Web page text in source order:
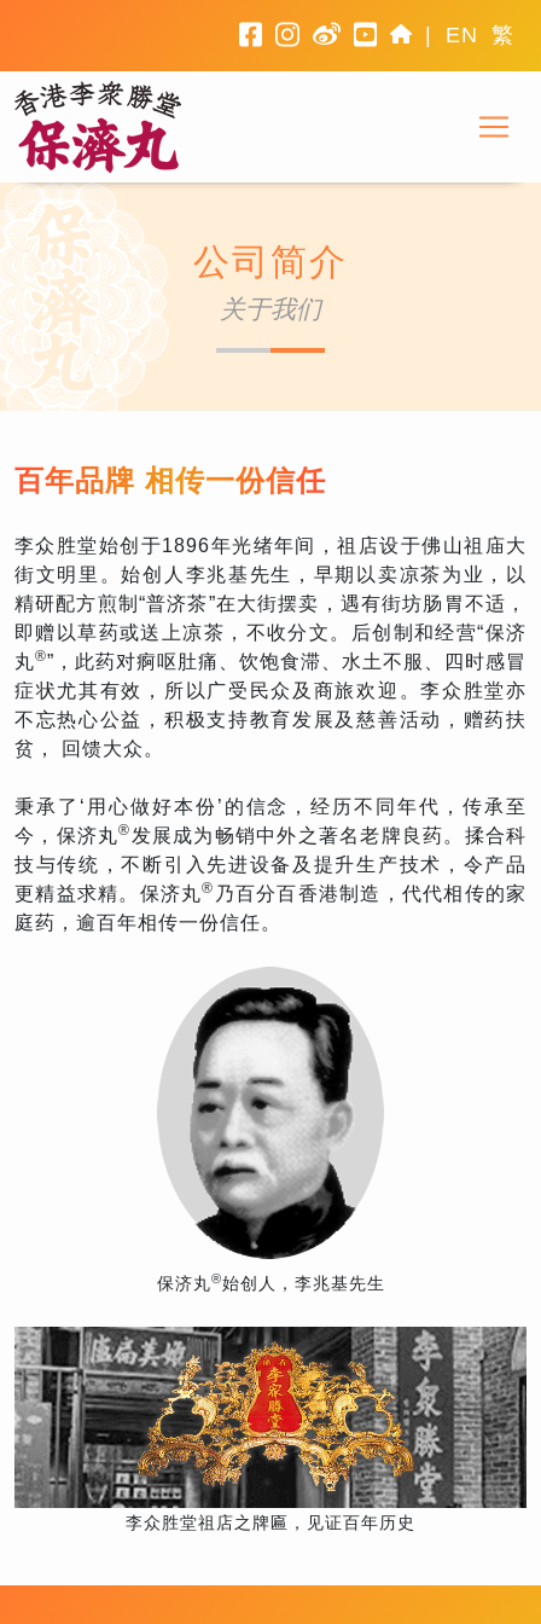
facebook
instagram
weiboyoutube
home
EN 繁
香港李众胜堂
公司简介
关于我们
百年品牌 相传一份信任
李众胜堂始创于1896年光绪年间，祖店设于佛山祖庙大
街文明里。始创人李兆基先生，早期以卖凉茶为业，以
精研配方煎制“普济茶”在大街摆卖，遇有街坊肠胃不适，
即赠以草药或送上凉茶，不收分文。后创制和经营“保济
丸®”，此药对痾呕肚痛、饮饱食滞、水土不服、四时感冒
症状尤其有效，所以广受民众及商旅欢迎。李众胜堂亦
不忘热心公益，积极支持教育发展及慈善活动，赠药扶
贫， 回馈大众。
秉承了‘用心做好本份’的信念，经历不同年代，传承至
今，保济丸® 发展成为畅销中外之著名老牌良药。揉合科
技与传统，不断引入先进设备及提升生产技术，令产品
更精益求精。保济丸® 乃百分百香港制造，代代相传的家
庭药，逾百年相传一份信任。
保济丸®始创人，李兆基先生
李众胜堂祖店之牌匾，见证百年历史